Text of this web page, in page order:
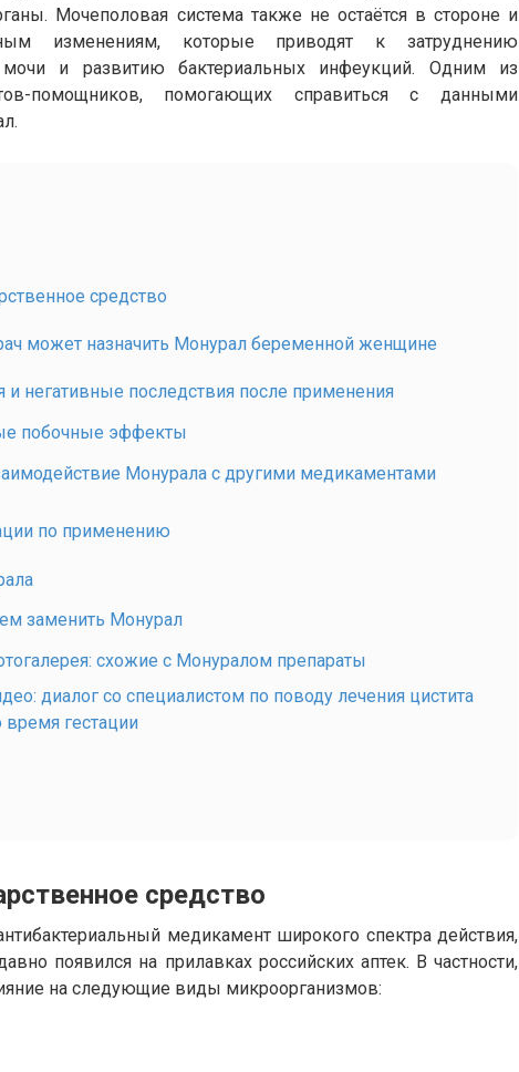
Мочеполовая система также не остаётся в стороне и
изменениям, которые приводят к затруднению
мочи и развитию бактериальных инфеукций. Одним из
помощников, помогающих справиться с данными
средство
может назначить Монурал беременной женщине
и негативные последствия после применения
побочные эффекты
Монурала с другими медикаментами
по применению
заменить Монурал
схожие с Монуралом препараты
диалог со специалистом по поводу лечения цистита
время гестации
средство
медикамент широкого спектра действия,
появился на прилавках российских аптек. В частности,
на следующие виды микроорганизмов: